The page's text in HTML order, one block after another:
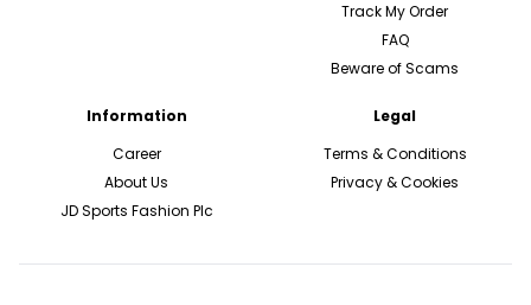
Track My Order
FAQ
Beware of Scams
Information
Career
About Us
JD Sports Fashion Plc
Legal
Terms & Conditions
Privacy & Cookies